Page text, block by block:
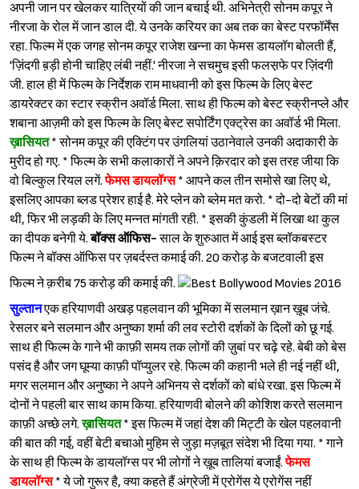
अपनी जान पर खेलकर यात्रियों की जान बचाई थी. अभिनेत्री सोनम कपूर ने
नीरजा के रोल में जान डाल दी. ये उनके करियर का अब तक का बेस्ट परफॉर्मेंस
रहा. फिल्म में एक जगह सोनम कपूर राजेश खन्ना का फेमस डायलॉग बोलती हैं,
'ज़िंदगी ब़ड़ी होनी चाहिए लंबी नहीं.' नीरजा ने सचमुच इसी फलस़फे पर ज़िंदगी
जी. हाल ही में फिल्म के निर्देशक राम माधवानी को इस फिल्म के लिए बेस्ट
डायरेक्टर का स्टार स्क्रीन अवॉर्ड मिला. साथ ही फिल्म को बेस्ट स्क्रीनप्ले और
शबाना आज़मी को इस फिल्म के लिए बेस्ट सपोर्टिंग एक्ट्रेस का अवॉर्ड भी मिला.
ख़ासियत* सोनम कपूर की एक्टिंग पर उंगलियां उठानेवाले उनकी अदाकारी के
मुरीद हो गए. * फिल्म के सभी कलाकारों ने अपने क़िरदार को इस तरह जीया कि
वो बिल्कुल रियल लगें.फेमस डायलॉग्स* आपने कल तीन समोसे खा लिए थे,
इसलिए आपका ब्लड प्रेशर हाई है. मेरे प्लेन को ब्लेम मत करो. * दो-दो बेटों की मां
थी, फिर भी लड़की के लिए मन्नत मांगती रही. * इसकी कुंडली में लिखा था कुल
का दीपक बनेगी ये.बॉक्स ऑफिस-साल के शुरुआत में आई इस ब्लॉकबस्टर
फिल्म ने बॉक्स ऑफिस पर ज़बर्दस्त कमाई की. 20 करोड़ के बजटवाली इस
फिल्म ने क़रीब 75 करोड़ की कमाई की.
सुल्तानएक हरियाणवी अखड़ पहलवान की भूमिका में सलमान ख़ान ख़ूब जंचे.
रेसलर बने सलमान और अनुष्का शर्मा की लव स्टोरी दर्शकों के दिलों को छू गई.
साथ ही फिल्म के गाने भी काफ़ी समय तक लोगों की ज़ुबां पर चढ़े रहे. बेबी को बेस
पसंद है और जग घूम्या काफ़ी पॉप्युलर रहे. फिल्म की कहानी भले ही नई नहीं थी,
मगर सलमान और अनुष्का ने अपने अभिनय से दर्शकों को बांधे रखा. इस फिल्म में
दोनों ने पहली बार साथ काम किया. हरियाणवी बोलने की कोशिश करते सलमान
काफ़ी अच्छे लगे.ख़ासियत* इस फिल्म में जहां देश की मिट्टी के खेल पहलवानी
की बात की गई, वहीं बेटी बचाओ मुहिम से जुड़ा मज़बूत संदेश भी दिया गया. * गाने
के साथ ही फिल्म के डायलॉग्स पर भी लोगों ने ख़ूब तालियां बजाईं.फेमस
डायलॉग्स* ये जो गुरूर है, क्या कहते हैं अंग्रेजी में एरोगेंस ये एरोगेंस नहीं